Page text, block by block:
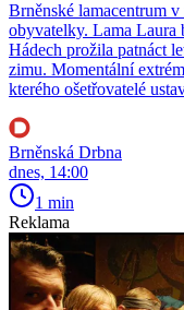
Brněnské lamacentrum
obyvatelky. Lama Laura
Hádech prožila patnáct
zimu. Momentální
kterého ošetřovatelé
Brněnská Drbna
dnes, 14:00
1 min
Reklama